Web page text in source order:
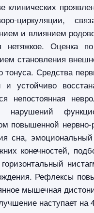
клинических
циркуляции,
и влиянием
нетяжкое. Оценка
становления
Средства
и устойчиво
непостоянная
нарушений
повышенной
сна, эмоциональный
конечностей,
Рефлексы
мышечная
наступает на